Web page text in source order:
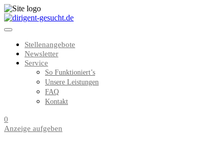
Stellenangebote
Newsletter
Service
So Funktioniert’s
Unsere Leistungen
FAQ
Kontakt
0
Anzeige aufgeben